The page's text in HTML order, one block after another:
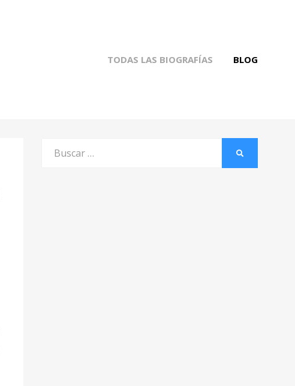
TODAS LAS BIOGRAFÍAS BLOG
Buscar